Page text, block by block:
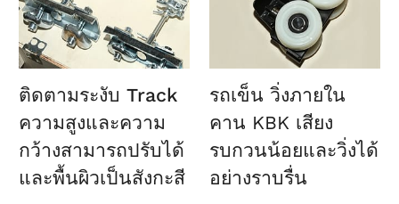
ติดตามระงับ Track
ความสูงและความ
กว้างสามารถปรับได้
และพื้นผิวเป็นสังกะสี
รถเข็น วิ่งภายใน
คาน KBK เสียง
รบกวนน้อยและวิ่งได้
อย่างราบรื่น